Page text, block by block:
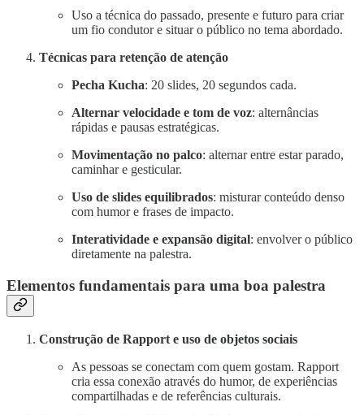
Uso a técnica do passado, presente e futuro para criar
um fio condutor e situar o público no tema abordado.
Técnicas para retenção de atenção
Pecha Kucha: 20 slides, 20 segundos cada.
Alternar velocidade e tom de voz: alternâncias
rápidas e pausas estratégicas.
Movimentação no palco: alternar entre estar parado,
caminhar e gesticular.
Uso de slides equilibrados: misturar conteúdo denso
com humor e frases de impacto.
Interatividade e expansão digital: envolver o público
diretamente na palestra.
Elementos fundamentais para uma boa palestra
Construção de Rapport e uso de objetos sociais
As pessoas se conectam com quem gostam. Rapport
cria essa conexão através do humor, de experiências
compartilhadas e de referências culturais.